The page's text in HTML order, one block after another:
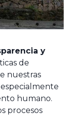
y
de
nuestras
humano.
procesos